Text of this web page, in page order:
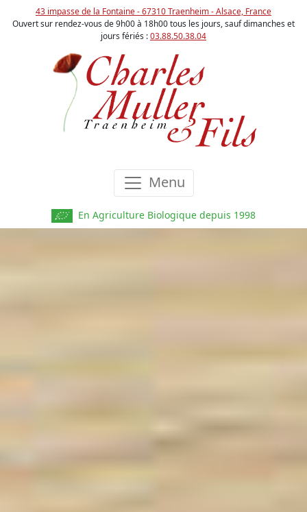
43 impasse de la Fontaine - 67310 Traenheim - Alsace, France
Ouvert sur rendez-vous de 9h00 à 18h00 tous les jours, sauf dimanches et
jours fériés :03.88.50.38.04
Menu
En Agriculture Biologique depuis 1998